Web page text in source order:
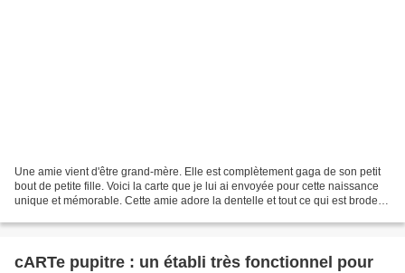
Une amie vient d'être grand-mère. Elle est complètement gaga de son petit
bout de petite fille. Voici la carte que je lui ai envoyée pour cette naissance
unique et mémorable. Cette amie adore la dentelle et tout ce qui est broderie
cARTe pupitre : un établi très fonctionnel pour